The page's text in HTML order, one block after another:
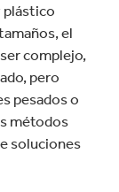
plástico
el
complejo,
pero
pesados o
métodos
soluciones